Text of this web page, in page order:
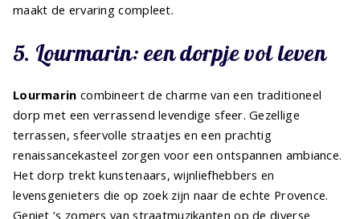
maakt de ervaring compleet.
5. Lourmarin: een dorpje vol leven
Lourmarin combineert de charme van een traditioneel
dorp met een verrassend levendige sfeer. Gezellige
terrassen, sfeervolle straatjes en een prachtig
renaissancekasteel zorgen voor een ontspannen ambiance.
Het dorp trekt kunstenaars, wijnliefhebbers en
levensgenieters die op zoek zijn naar de echte Provence.
Geniet ‘s zomers van straatmuzikanten op de diverse